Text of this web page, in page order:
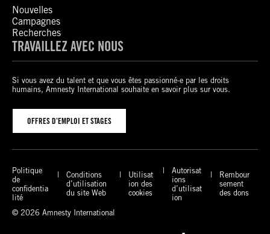
Nouvelles
Campagnes
Recherches
TRAVAILLEZ AVEC NOUS
Si vous avez du talent et que vous êtes passionné-e par les droits
humains, Amnesty International souhaite en savoir plus sur vous.
OFFRES D’EMPLOI ET STAGES
Politique
de
confidentia
lité
Conditions
d’utilisation
du site Web
Utilisat
ion des
cookies
Autorisat
ions
d’utilisat
ion
Rembour
sement
des dons
© 2026 Amnesty International